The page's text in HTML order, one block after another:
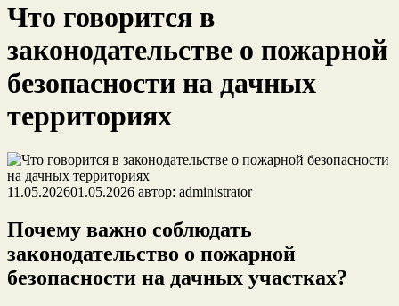
Что говорится в
законодательстве о пожарной
безопасности на дачных
территориях
11.05.202601.05.2026 автор: administrator
Почему важно соблюдать
законодательство о пожарной
безопасности на дачных участках?